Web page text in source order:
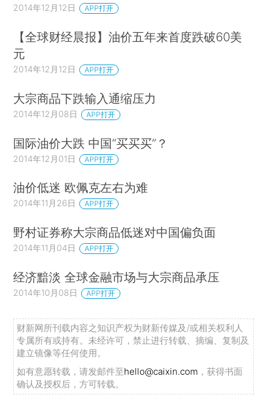
2014年12月12日 APP打开
【全球财经晨报】油价五年来首度跌破60美
元
2014年12月12日 APP打开
大宗商品下跌输入通缩压力
2014年12月08日 APP打开
国际油价大跌 中国“买买买”？
2014年12月01日 APP打开
油价低迷 欧佩克左右为难
2014年11月26日 APP打开
野村证券称大宗商品低迷对中国偏负面
2014年11月04日 APP打开
经济黯淡 全球金融市场与大宗商品承压
2014年10月08日 APP打开
财新网所刊载内容之知识产权为财新传媒及/或相关权利人
专属所有或持有。未经许可，禁止进行转载、摘编、复制及
建立镜像等任何使用。
如有意愿转载，请发邮件至hello@caixin.com ，获得书面
确认及授权后，方可转载。